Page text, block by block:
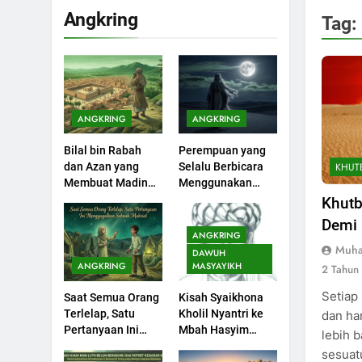
Angkring
ANGKRING
Bilal bin Rabah
dan Azan yang
Membuat Madinah
ANGKRING
Perempuan yang
Selalu Berbicara
Menggunakan
ANGKRING
Saat Semua Orang
Terlelap, Satu
Pertanyaan Ini
ANGKRING
DAWUH
MASYAYIKH
Kisah Syaikhona
Kholil Nyantri ke
Mbah Hasyim
Khutbah Jumat:
Melihat Limpahan
Nikmat Allah
KHUTBAH
2
Khutbah Jumat:
Ketaatan, Kebaikan
dan Pengaruhnya
dalam Jiwa Manusia
3
Khutbah Jumat:
Safar Bukan Bulan
Sial
Khutbah Jumat:
Ujian yang Harus
Tag:
Demi
2
Setiap
dan
lebih